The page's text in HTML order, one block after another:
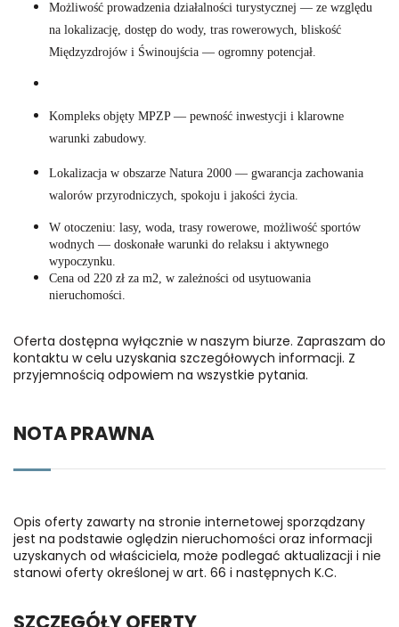
Możliwość prowadzenia działalności turystycznej — ze względu
na lokalizację, dostęp do wody, tras rowerowych, bliskość
Międzyzdrojów i Świnoujścia — ogromny potencjał.
Kompleks objęty MPZP — pewność inwestycji i klarowne
warunki zabudowy.
Lokalizacja w obszarze Natura 2000 — gwarancja zachowania
walorów przyrodniczych, spokoju i jakości życia.
W otoczeniu: lasy, woda, trasy rowerowe, możliwość sportów
wodnych — doskonałe warunki do relaksu i aktywnego
wypoczynku.
Cena od 220 zł za m2, w zależności od usytuowania
nieruchomości.
Oferta dostępna wyłącznie w naszym biurze. Zapraszam do
kontaktu w celu uzyskania szczegółowych informacji. Z
przyjemnością odpowiem na wszystkie pytania.
NOTA PRAWNA
Opis oferty zawarty na stronie internetowej sporządzany
jest na podstawie oględzin nieruchomości oraz informacji
uzyskanych od właściciela, może podlegać aktualizacji i nie
stanowi oferty określonej w art. 66 i następnych K.C.